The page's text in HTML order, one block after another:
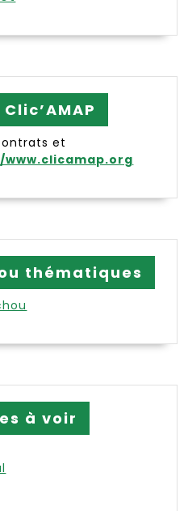
et
thématiques
à voir